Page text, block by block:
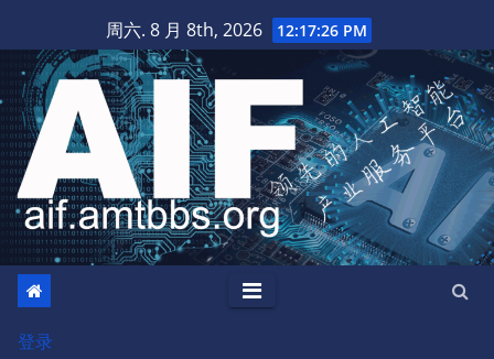
至
内
容
周六. 8 月 8th, 2026 12:17:28 PM
登录